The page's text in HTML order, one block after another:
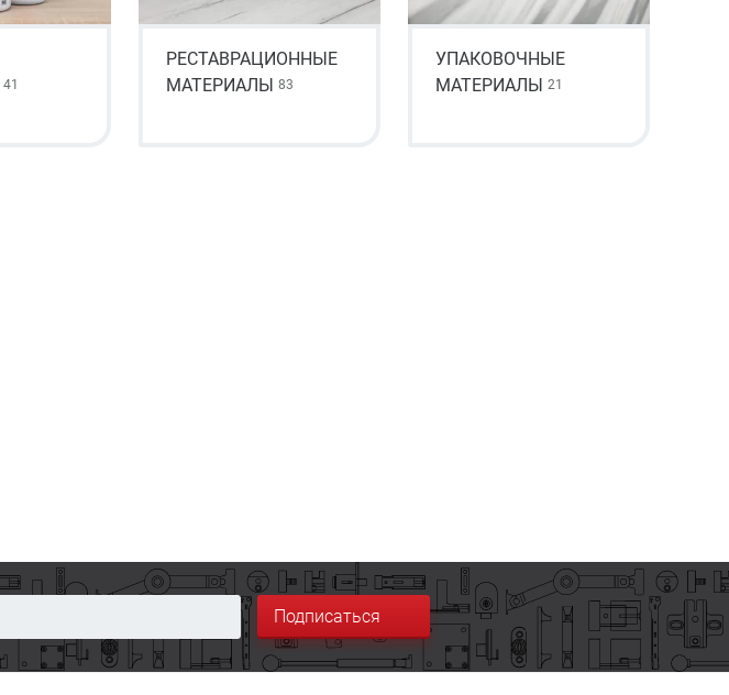
41
РЕСТАВРАЦИОННЫЕ
МАТЕРИАЛЫ 83
УПАКОВОЧНЫЕ
МАТЕРИАЛЫ 21
Подписаться